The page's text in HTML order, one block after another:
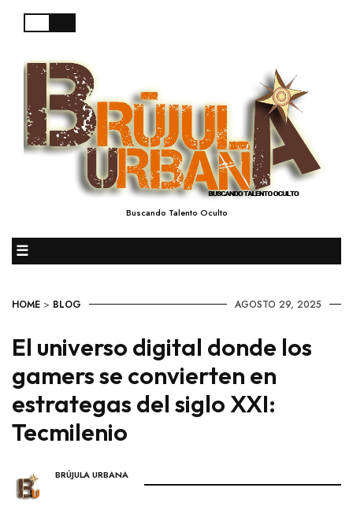
Buscando Talento Oculto
☰
HOME > BLOG AGOSTO 29, 2025
El universo digital donde los
gamers se convierten en
estrategas del siglo XXI:
Tecmilenio
BRÚJULA URBANA